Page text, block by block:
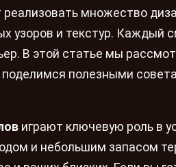
множество
узоров и текстур.
В этой статье мы
поделимся полезными
играют ключевую роль в
и небольшим запасом